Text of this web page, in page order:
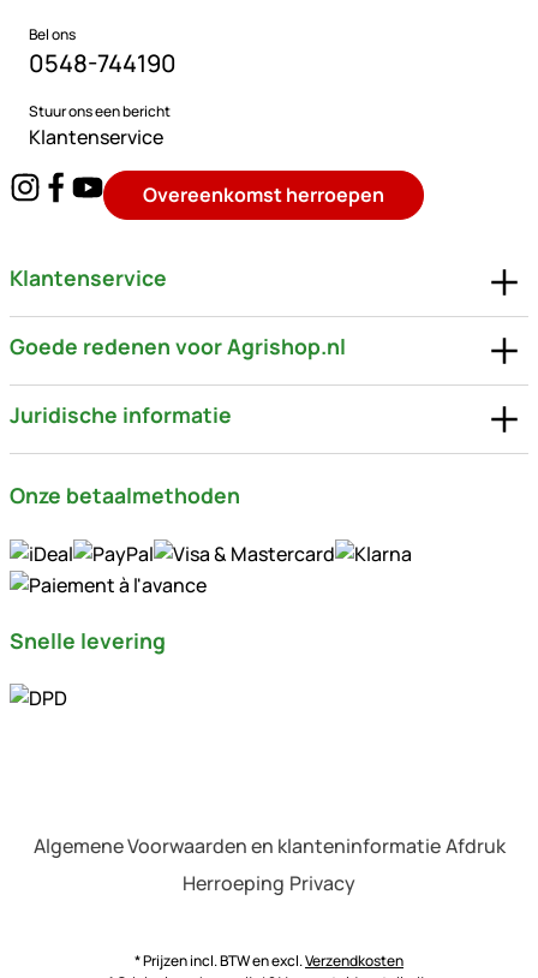
Bel ons
0548-744190
Stuur ons een bericht
Klantenservice
Overeenkomst herroepen
Klantenservice
Goede redenen voor Agrishop.nl
Juridische informatie
Onze betaalmethoden
Snelle levering
Algemene Voorwaarden en klanteninformatie Afdruk
Herroeping Privacy
* Prijzen incl. BTW en excl.Verzendkosten